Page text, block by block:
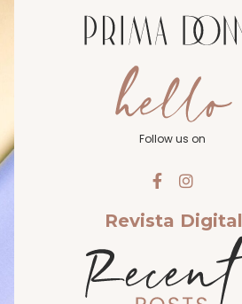
Follow us on
Revista Digital